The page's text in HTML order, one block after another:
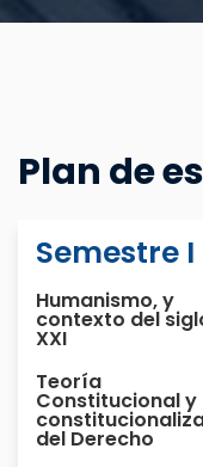
Plan de
Semestre I
Humanismo, y
contexto del
XXI
Teoría
Constitucional y
del Derecho